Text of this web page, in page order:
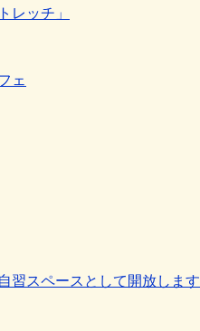
レッチ」
ェ
習スペースとして開放します